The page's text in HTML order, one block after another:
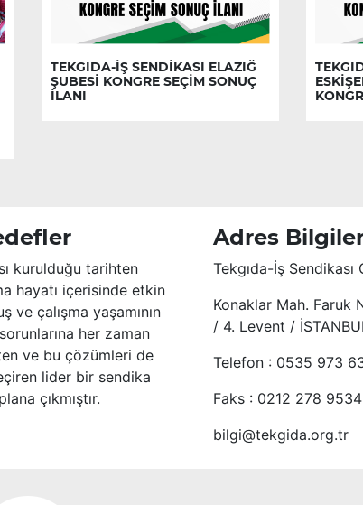
TEKGIDA-İŞ SENDİKASI ELAZIĞ
ŞUBESİ KONGRE SEÇİM SONUÇ
İLANI
kurulduğu tarihten
hayatı içerisinde etkin
ve çalışma yaşamının
her zaman
ve bu çözümleri de
lider bir sendika
çıkmıştır.
Adres
Tekgıda-İş Sendikası
Konaklar Mah. Faruk
/ 4. Levent /
Telefon : 0535 973
Faks : 0212 278 9534
bilgi@tekgida.org.tr